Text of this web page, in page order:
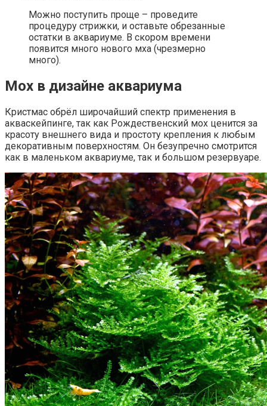
Можно поступить проще – проведите
процедуру стрижки, и оставьте обрезанные
остатки в аквариуме. В скором времени
появится много нового мха (чрезмерно
много).
Мох в дизайне аквариума
Кристмас обрёл широчайший спектр применения в
акваскейпинге, так как Рождественский мох ценится за
красоту внешнего вида и простоту крепления к любым
декоративным поверхностям. Он безупречно смотрится
как в маленьком аквариуме, так и большом резервуаре.